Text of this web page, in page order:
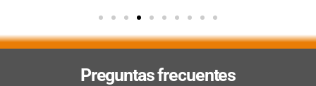
Preguntas frecuentes